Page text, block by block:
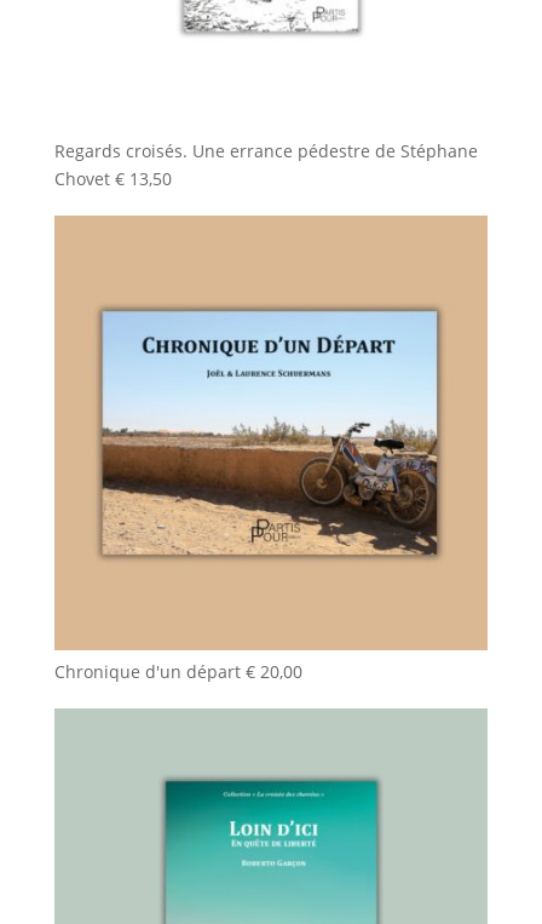
Regards croisés. Une errance pédestre de Stéphane
Chovet €13,50
Chronique d'un départ €20,00